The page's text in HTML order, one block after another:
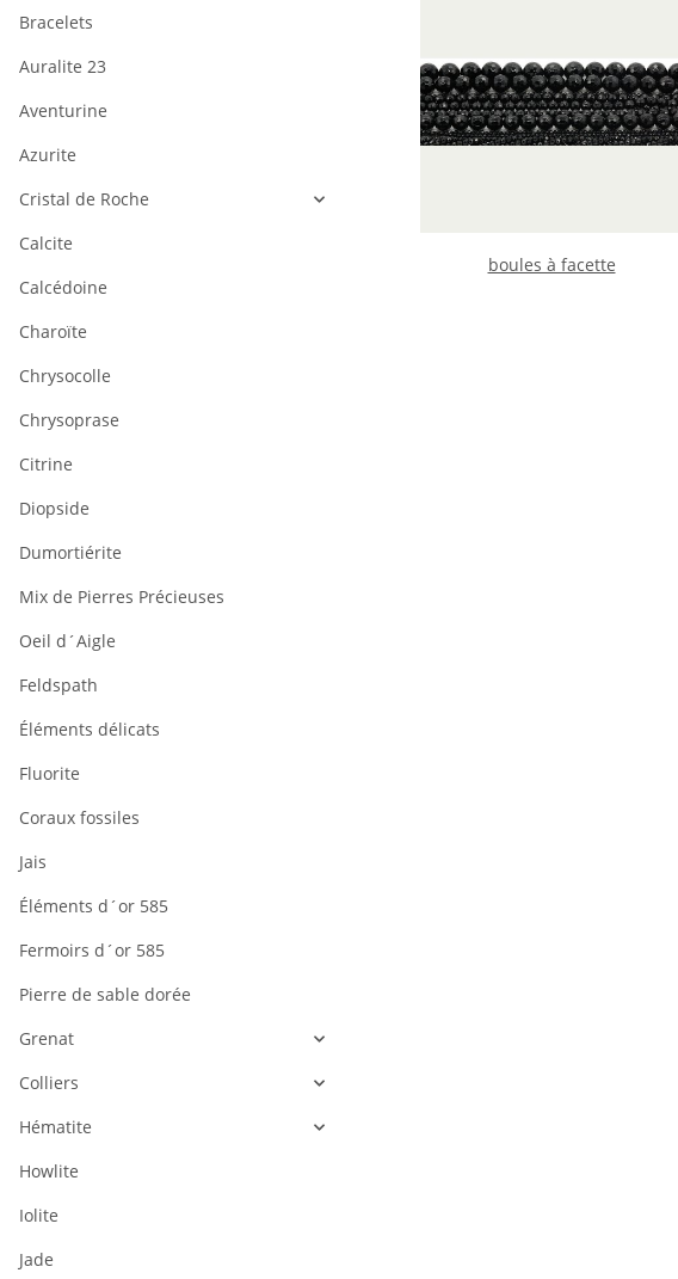
boules à facette
Bracelets
Auralite 23
Aventurine
Azurite
Cristal de Roche
Calcite
Calcédoine
Charoïte
Chrysocolle
Chrysoprase
Citrine
Diopside
Dumortiérite
Mix de Pierres Précieuses
Oeil d´Aigle
Feldspath
Éléments délicats
Fluorite
Coraux fossiles
Jais
Éléments d´or 585
Fermoirs d´or 585
Pierre de sable dorée
Grenat
Colliers
Hématite
Howlite
Iolite
Jade